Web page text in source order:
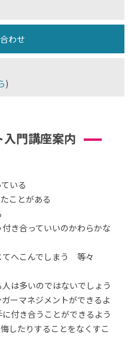
わせ
)
門講座案内
いる
ことがある
き合っていいのかわらかな
てへこんでしまう 等々
は多いのではないでしょう
ーマネジメントができるよ
付き合うことができるよう
したりすることをなくすこ